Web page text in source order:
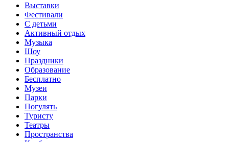
Выставки
Фестивали
С детьми
Активный отдых
Музыка
Шоу
Праздники
Образование
Бесплатно
Музеи
Парки
Погулять
Туристу
Театры
Пространства